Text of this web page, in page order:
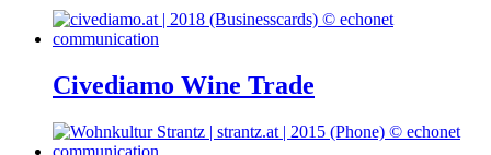
Civediamo Wine Trade